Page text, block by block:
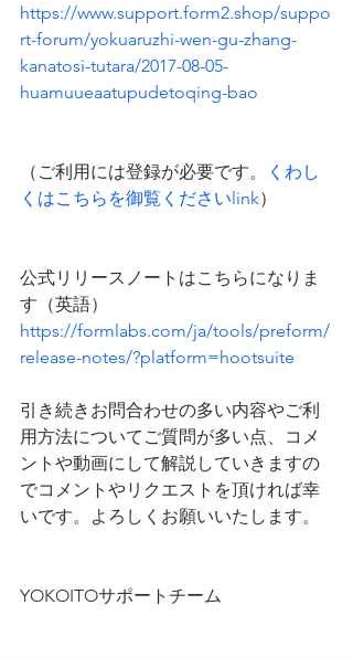
https://www.support.form2.shop/suppo
rt-forum/yokuaruzhi-wen-gu-zhang-
kanatosi-tutara/2017-08-05-
huamuueaatupudetoqing-bao
（ご利用には登録が必要です。
くわし
くはこちらを御覧くださいlink）
公式リリースノートはこちらになりま
す（英語）
https://formlabs.com/ja/tools/preform/
release-notes/?platform=hootsuite
引き続きお問合わせの多い内容やご利
用方法についてご質問が多い点、コメ
ントや動画にして解説していきますの
でコメントやリクエストを頂ければ幸
いです。よろしくお願いいたします。
YOKOITOサポートチーム